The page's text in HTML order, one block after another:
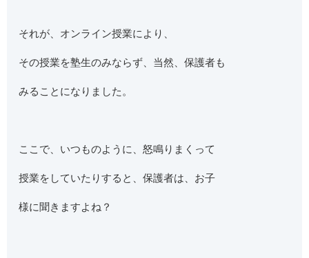
それが、オンライン授業により、
その授業を塾生のみならず、当然、保護者も
みることになりました。
ここで、いつものように、怒鳴りまくって
授業をしていたりすると、保護者は、お子
様に聞きますよね？